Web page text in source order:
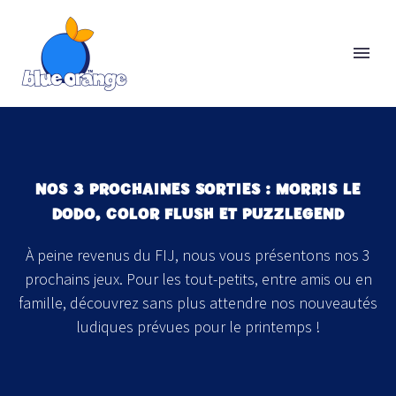
NOS 3 PROCHAINES SORTIES : MORRIS LE
DODO, COLOR FLUSH ET PUZZLEGEND
À peine revenus du FIJ, nous vous présentons nos 3
prochains jeux. Pour les tout-petits, entre amis ou en
famille, découvrez sans plus attendre nos nouveautés
ludiques prévues pour le printemps !